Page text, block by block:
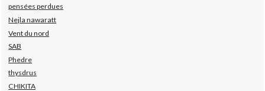
pensées perdues
Nejla nawaratt
Vent du nord
SAB
Phedre
thysdrus
CHIKITA